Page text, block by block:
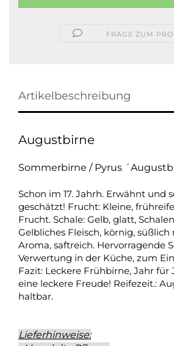
FRAGE ZUM
Artikelbeschreibung
Augustbirne
Sommerbirne / Pyrus
Schon im 17. Jahrh. Erwähnt und
geschätzt! Frucht: Kleine,
Frucht. Schale: Gelb, glatt,
Gelbliches Fleisch, körnig,
Aroma, saftreich. Hervorragende
Verwertung in der Küche, zum
Fazit: Leckere Frühbirne, Jahr
eine leckere Freude! Reifezeit.:
haltbar.
Lieferhinweise: